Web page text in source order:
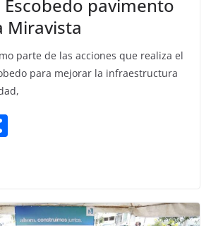
Escobedo pavimento
Miravista
parte de las acciones que realiza el
para mejorar la infraestructura